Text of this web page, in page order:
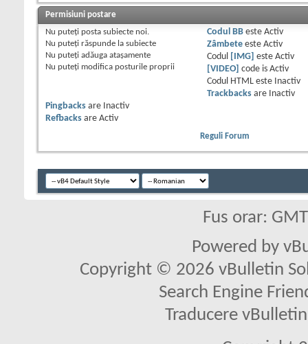
Permisiuni postare
Nu puteţi posta subiecte noi.
Nu puteţi răspunde la subiecte
Nu puteţi adăuga ataşamente
Nu puteţi modifica posturile proprii
Codul BBeste Activ
Zâmbeteeste Activ
Codul
[IMG] este Activ
[VIDEO] code is Activ
Codul HTML este
Inactiv
Trackbacksare
Inactiv
Pingbacks are
Inactiv
Refbacks are Activ
Reguli Forum
Fus orar:
Powered by
Copyright © 2026 vBulletin
Search Engine
Traducere